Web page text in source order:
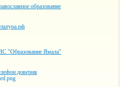
образование
"Образование Ямала"
доверия